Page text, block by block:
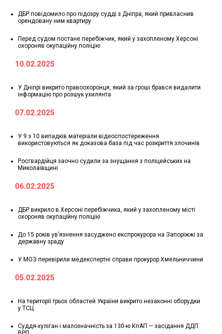
ДБР повідомило про підозру судді з Дніпра, який привласнив
орендовану ним квартиру
Перед судом постане перебіжчик, який у захопленому Херсоні
охороняв окупаційну поліцію
10.02.2025
У Дніпрі викрито правоохоронця, який за гроші брався видалити
інформацію про розшук ухилянта
07.02.2025
У 9 з 10 випадків матеріали відеоспостереження
використовуються як доказова база під час розкриття злочинів
Росгвардійця заочно судили за знущання з поліцейських на
Миколаївщині
06.02.2025
ДБР викрило в Херсоні перебіжчика, який у захопленому місті
охороняв окупаційну поліцію
До 15 років ув’язнення засуджено експрокурора на Запоріжжі за
державну зраду
У МОЗ перевірили медекспертні справи прокурор Хмельниччини
05.02.2025
На території трьох областей України викрито незаконні оборудки
у ТСЦ
Суддя-хуліган і малозначність за 130-ю КпАП — засідання ДДП